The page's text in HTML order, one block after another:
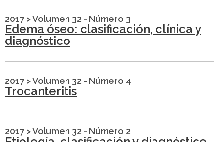
2017 >Volumen 32 - Número 3
Edema óseo: clasificación, clínica y
diagnóstico
2017 >Volumen 32 - Número 4
Trocanteritis
2017 >Volumen 32 - Número 2